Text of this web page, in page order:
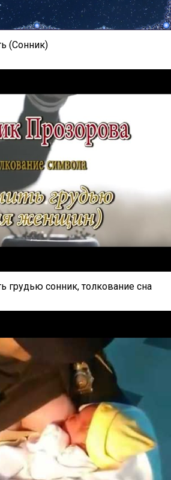
(Сонник)
грудью сонник, толкование сна